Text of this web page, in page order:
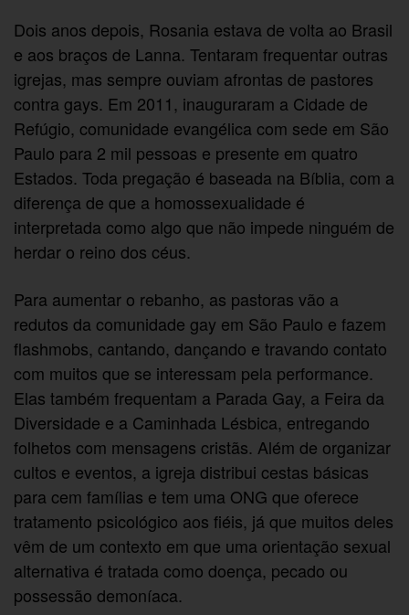
Dois anos depois, Rosania estava de volta ao Brasil
e aos braços de Lanna. Tentaram frequentar outras
igrejas, mas sempre ouviam afrontas de pastores
contra gays. Em 2011, inauguraram a Cidade de
Refúgio, comunidade evangélica com sede em São
Paulo para 2 mil pessoas e presente em quatro
Estados. Toda pregação é baseada na Bíblia, com a
diferença de que a homossexualidade é
interpretada como algo que não impede ninguém de
herdar o reino dos céus.
Para aumentar o rebanho, as pastoras vão a
redutos da comunidade gay em São Paulo e fazem
flashmobs, cantando, dançando e travando contato
com muitos que se interessam pela performance.
Elas também frequentam a Parada Gay, a Feira da
Diversidade e a Caminhada Lésbica, entregando
folhetos com mensagens cristãs. Além de organizar
cultos e eventos, a igreja distribui cestas básicas
para cem famílias e tem uma ONG que oferece
tratamento psicológico aos fiéis, já que muitos deles
vêm de um contexto em que uma orientação sexual
alternativa é tratada como doença, pecado ou
possessão demoníaca.